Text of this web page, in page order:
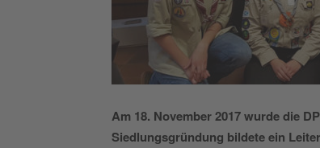
Am 18. November 2017 wurde die
Siedlungsgründung bildete ein